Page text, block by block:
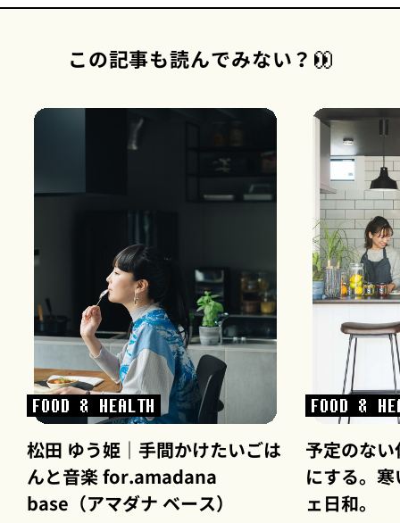
この記事も読んでみない？
FOOD & HEALTH
松田 ゆう姫｜手間かけたいごは
んと音楽 for.amadana
base（アマダナ ベース）
FOOD &
予定のな
にする。
ェ日和。